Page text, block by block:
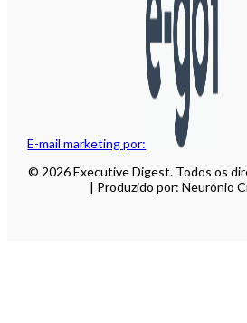
E-mail marketing por:
© 2026 Executive Digest. Todos os
| Produzido por: Neurónio